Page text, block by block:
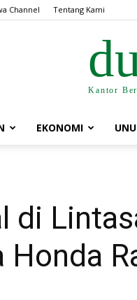
Channel Tentang Kami
Kantor
EKONOMI
di